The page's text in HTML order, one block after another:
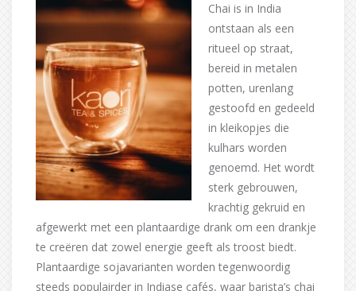
Chai is in India
ontstaan als een
ritueel op straat,
bereid in metalen
potten, urenlang
gestoofd en gedeeld
in kleikopjes die
kulhars worden
genoemd. Het wordt
sterk gebrouwen,
krachtig gekruid en
afgewerkt met een plantaardige drank om een drankje
te creëren dat zowel energie geeft als troost biedt.
Plantaardige sojavarianten worden tegenwoordig
steeds populairder in Indiase cafés, waar barista’s chai